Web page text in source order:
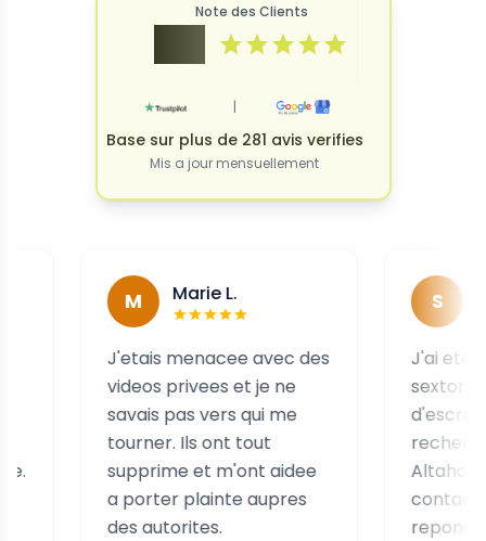
Note des Clients
|
Base sur plus de 281 avis verifies
Mis a jour mensuellement
Marie L.
J'etais menacee avec des
videos privees et je ne
savais pas vers qui me
tourner. Ils ont tout
supprime et m'ont aidee
a porter plainte aupres
des autorites.
J'ai ete
sextorsion
d'escrocs et
recherches,
Altahonos. Je
contactes et
repondu